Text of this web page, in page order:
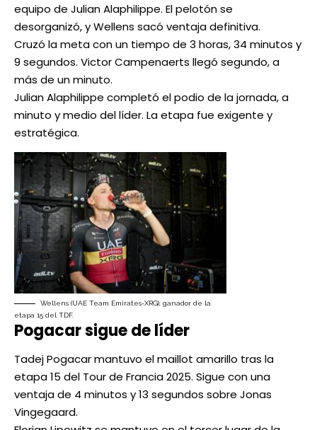
equipo de Julian Alaphilippe. El pelotón se
desorganizó, y Wellens sacó ventaja definitiva.
Cruzó la meta con un tiempo de 3 horas, 34 minutos y
9 segundos. Victor Campenaerts llegó segundo, a
más de un minuto.
Julian Alaphilippe completó el podio de la jornada, a
minuto y medio del líder. La etapa fue exigente y
estratégica.
Wellens (UAE Team Emirates-XRG), ganador de la
etapa 15 del TDF.
Pogacar sigue de líder
Tadej Pogacar mantuvo el maillot amarillo tras la
etapa 15 del Tour de Francia 2025. Sigue con una
ventaja de 4 minutos y 13 segundos sobre Jonas
Vingegaard.